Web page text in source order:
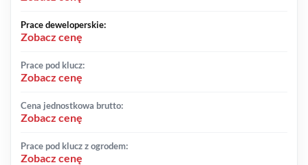
Prace deweloperskie:
Zobacz cenę
Prace pod klucz:
Zobacz cenę
Cena jednostkowa brutto:
Zobacz cenę
Prace pod klucz z ogrodem:
Zobacz cenę